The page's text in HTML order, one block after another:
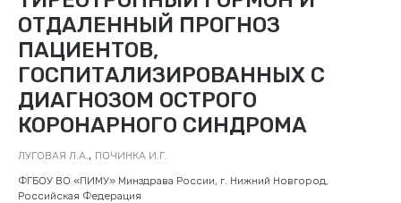
ОТДАЛЕННЫЙ ПРОГНОЗ
ПАЦИЕНТОВ,
ГОСПИТАЛИЗИРОВАННЫХ С
ДИАГНОЗОМ ОСТРОГО
КОРОНАРНОГО СИНДРОМА
ФГБОУ ВО «ПИМУ» Минздрава России, г. Нижний Новгород,
Российская Федерация
ЛУГОВАЯ Л.А., ПОЧИНКА И.Г.